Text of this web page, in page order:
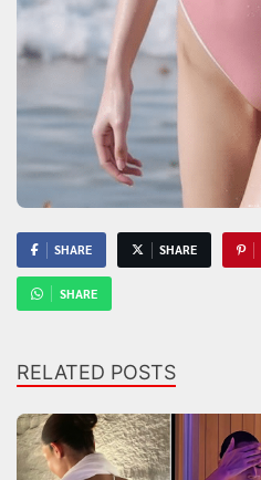
SHARE SHARE
SHARE
RELATED POSTS